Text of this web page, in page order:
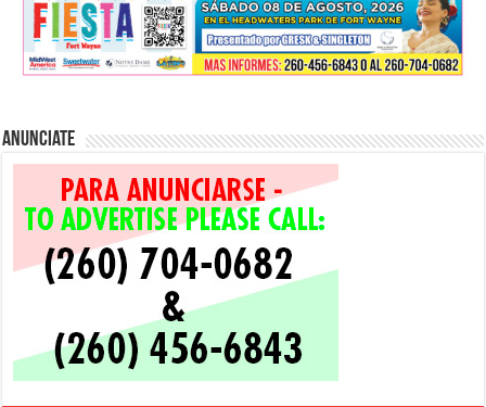
Anunciate